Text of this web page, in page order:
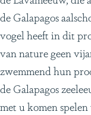
de Galapagos
vogel heeft in dit
van nature geen
zwemmend hun
de Galapagos
met u komen